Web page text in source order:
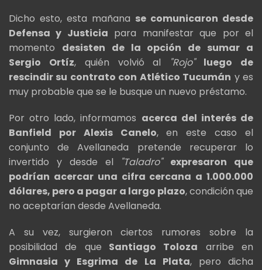
Dicho esto, esta mañana se comunicaron desde
Defensa y Justicia para manifestar que por el
momento desisten de la opción de sumar a
Sergio Ortíz, quién volvió al "Rojo"luego de
rescindir su contrato con Atlético Tucumán y es
muy probable que se le busque un nuevo préstamo.
Por otro lado, informamos acerca del interés de
Banfield por Alexis Canelo, en este caso el
conjunto de Avellaneda pretende recuperar lo
invertido y desde el
"Taladro" expresaron que
podrían acercar una cifra cercana a 1.000.000
dólares, pero a pagar a largo plazo, condición que
no aceptarían desde Avellaneda.
A su vez, surgieron ciertos rumores sobre la
posibilidad de que Santiago Toloza arribe en
Gimnasia y Esgrima de La Plata, pero dicha